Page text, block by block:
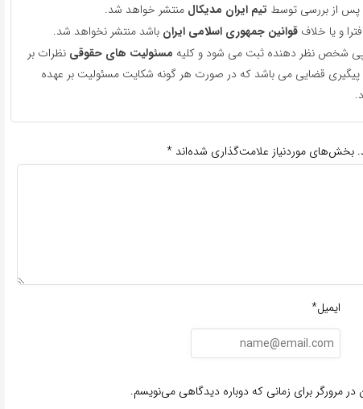
پس از بررسی توسط تیم ایران مدیکال منتشر خواهد شد.
و یا خلاف قوانین جمهوری اسلامی ایران باشد منتشر نخواهد شد.
پی شخص نظر دهنده ثبت می شود و کلیه مسئولیت های حقوقی نظرات بر
قضایی می باشد که در صورت هر گونه شکایت مسئولیت بر عهده
بخش‌های موردنیاز علامت‌گذاری شده‌اند *
ایمیل*
مرورگر برای زمانی که دوباره دیدگاهی می‌نویسم.